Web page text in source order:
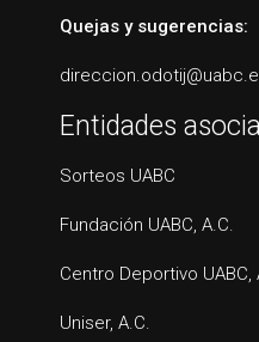
Quejas y sugerencias:
Entidades
Sorteos UABC
Fundación UABC, A.C.
Centro Deportivo UABC,
Uniser, A.C.